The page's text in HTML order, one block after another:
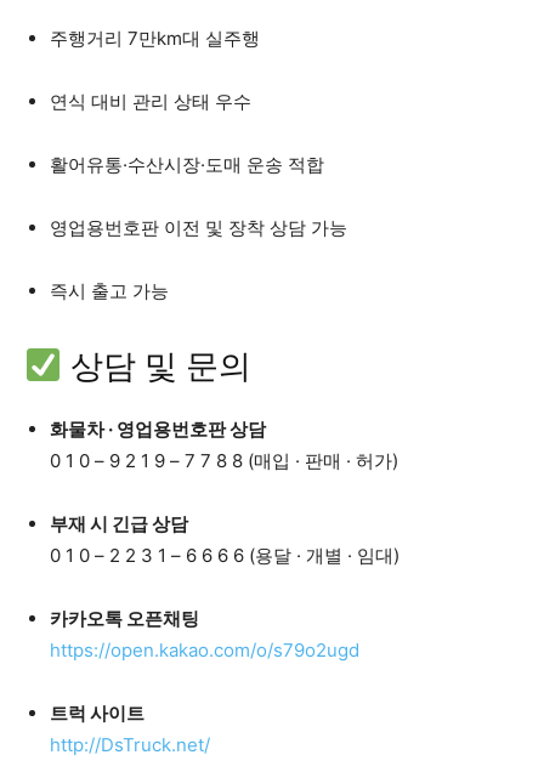
주행거리 7만km대 실주행
연식 대비 관리 상태 우수
활어유통·수산시장·도매 운송 적합
영업용번호판 이전 및 장착 상담 가능
즉시 출고 가능
상담 및 문의
화물차 · 영업용번호판 상담
0 1 0 – 9 2 1 9 – 7 7 8 8 (매입 · 판매 · 허가)
부재 시 긴급 상담
0 1 0 – 2 2 3 1 – 6 6 6 6 (용달 · 개별 · 임대)
카카오톡 오픈채팅
https://open.kakao.com/o/s79o2ugd
트럭 사이트
http://DsTruck.net/